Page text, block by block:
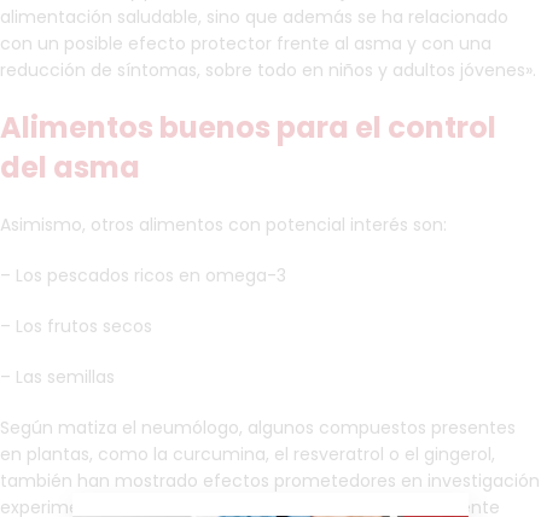
alimentación saludable, sino que además se ha relacionado
con un posible efecto protector frente al asma y con una
reducción de síntomas, sobre todo en niños y adultos jóvenes».
Alimentos buenos para el control
del asma
Asimismo, otros alimentos con potencial interés son:
– Los pescados ricos en omega-3
– Los frutos secos
– Las semillas
Según matiza el neumólogo, algunos compuestos presentes
en plantas, como la curcumina, el resveratrol o el gingerol,
también han mostrado efectos prometedores en investigación
experimental, aunque todavía no tenemos base suficiente